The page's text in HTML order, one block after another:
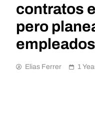
contratos
pero
empleados
Elias Ferrer 1